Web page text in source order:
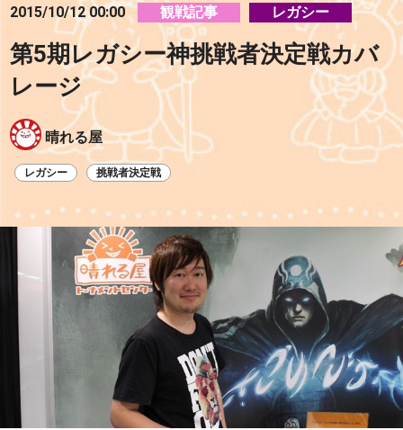
2015/10/12 00:00
観戦記事 レガシー
第5期レガシー神挑戦者決定戦カバ
レージ
晴れる屋
レガシー 挑戦者決定戦